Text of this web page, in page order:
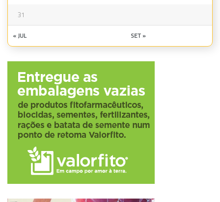
31
« JUL SET »